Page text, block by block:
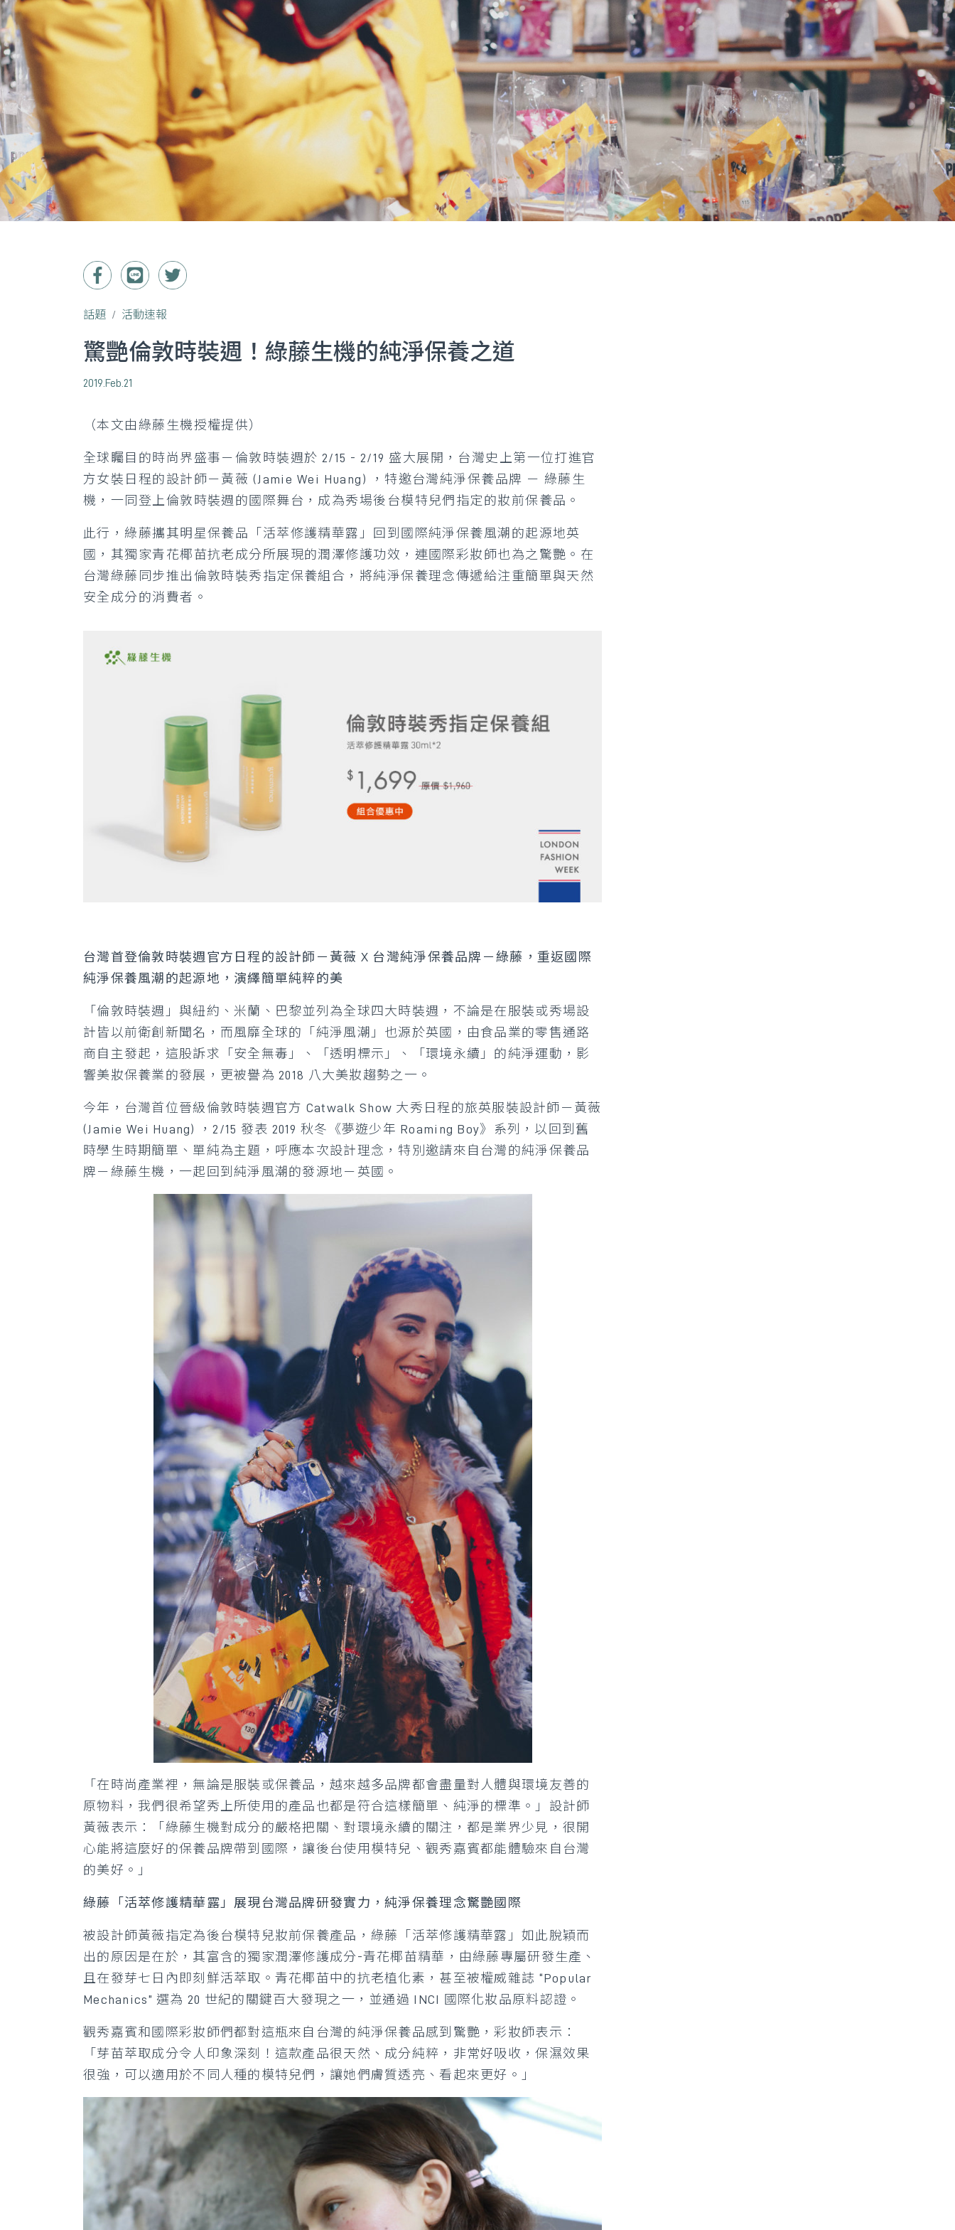
話題 活動速報
驚艷倫敦時裝週！綠藤生機的純淨保養之道
2019.Feb.21
（本文由綠藤生機授權提供）
全球矚目的時尚界盛事－倫敦時裝週於 2/15 - 2/19 盛大展開，台灣史上第一位打進官
方女裝日程的設計師－黃薇 (Jamie Wei Huang) ，特邀台灣純淨保養品牌 － 綠藤生
機，一同登上倫敦時裝週的國際舞台，成為秀場後台模特兒們指定的妝前保養品。
此行，綠藤攜其明星保養品「活萃修護精華露」回到國際純淨保養風潮的起源地英
國，其獨家青花椰苗抗老成分所展現的潤澤修護功效，連國際彩妝師也為之驚艷。在
台灣綠藤同步推出倫敦時裝秀指定保養組合，將純淨保養理念傳遞給注重簡單與天然
安全成分的消費者。
台灣首登倫敦時裝週官方日程的設計師－黃薇 X 台灣純淨保養品牌－綠藤，重返國際
純淨保養風潮的起源地，演繹簡單純粹的美
「倫敦時裝週」與紐約、米蘭、巴黎並列為全球四大時裝週，不論是在服裝或秀場設
計皆以前衛創新聞名，而風靡全球的「純淨風潮」也源於英國，由食品業的零售通路
商自主發起，這股訴求「安全無毒」、「透明標示」、「環境永續」的純淨運動，影
響美妝保養業的發展，更被譽為 2018 八大美妝趨勢之一。
今年，台灣首位晉級倫敦時裝週官方 Catwalk Show 大秀日程的旅英服裝設計師－黃薇
(Jamie Wei Huang) ，2/15 發表 2019 秋冬《夢遊少年 Roaming Boy》系列，以回到舊
時學生時期簡單、單純為主題，呼應本次設計理念，特別邀請來自台灣的純淨保養品
牌－綠藤生機，一起回到純淨風潮的發源地－英國。
「在時尚產業裡，無論是服裝或保養品，越來越多品牌都會盡量對人體與環境友善的
原物料，我們很希望秀上所使用的產品也都是符合這樣簡單、純淨的標準。」設計師
黃薇表示：「綠藤生機對成分的嚴格把關、對環境永續的關注，都是業界少見，很開
心能將這麼好的保養品牌帶到國際，讓後台使用模特兒、觀秀嘉賓都能體驗來自台灣
的美好。」
綠藤「活萃修護精華露」展現台灣品牌研發實力，純淨保養理念驚艷國際
被設計師黃薇指定為後台模特兒妝前保養產品，綠藤「活萃修護精華露」如此脫穎而
出的原因是在於，其富含的獨家潤澤修護成分-青花椰苗精華，由綠藤專屬研發生產、
且在發芽七日內即刻鮮活萃取。青花椰苗中的抗老植化素，甚至被權威雜誌 “Popular
Mechanics” 選為 20 世紀的關鍵百大發現之一，並通過 INCI 國際化妝品原料認證。
觀秀嘉賓和國際彩妝師們都對這瓶來自台灣的純淨保養品感到驚艷，彩妝師表示：
「芽苗萃取成分令人印象深刻！這款產品很天然、成分純粹，非常好吸收，保濕效果
很強，可以適用於不同人種的模特兒們，讓她們膚質透亮、看起來更好。」